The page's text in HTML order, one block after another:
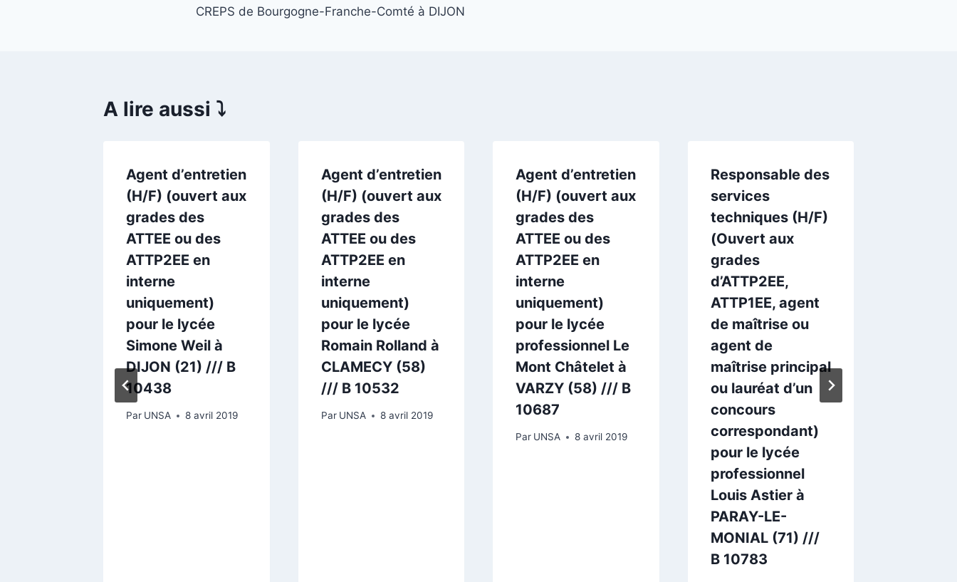
CREPS de Bourgogne-Franche-Comté à DIJON
A lire aussi ⤵️
Agent d’entretien
(H/F) (ouvert aux
grades des
ATTEE ou des
ATTP2EE en
interne
uniquement)
pour le lycée
Simone Weil à
DIJON (21) /// B
10438
Par UNSA 8 avril 2019
Agent d’entretien
(H/F) (ouvert aux
grades des
ATTEE ou des
ATTP2EE en
interne
uniquement)
pour le lycée
Romain Rolland à
CLAMECY (58)
/// B 10532
Par UNSA 8 avril 2019
Agent d’entretien
(H/F) (ouvert aux
grades des
ATTEE ou des
ATTP2EE en
interne
uniquement)
pour le lycée
professionnel Le
Mont Châtelet à
VARZY (58) /// B
10687
Par UNSA 8 avril 2019
Responsable des
services
techniques (H/F)
(Ouvert aux
grades
d’ATTP2EE,
ATTP1EE, agent
de maîtrise ou
agent de
maîtrise principal
ou lauréat d’un
concours
correspondant)
pour le lycée
professionnel
Louis Astier à
PARAY-LE-
MONIAL (71) ///
B 10783